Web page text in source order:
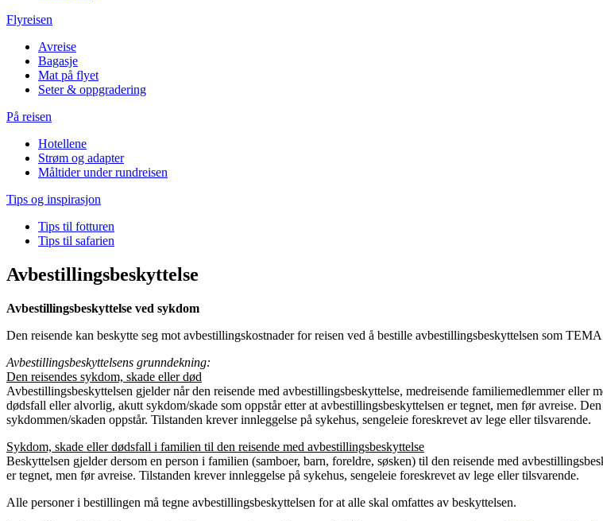
Flyreisen
Avreise
Bagasje
Mat på flyet
Seter & oppgradering
På reisen
Hotellene
Strøm og adapter
Måltider under rundreisen
Tips og inspirasjon
Tips til fotturen
Tips til safarien
Avbestillingsbeskyttelse
Avbestillingsbeskyttelse ved sykdom
Den reisende kan beskytte seg mot avbestillingskostnader for reisen ved å bestille avbestillingsbeskyttelsen som
Avbestillingsbeskyttelsens grunndekning:
Den reisendes sykdom, skade eller død
Avbestillingsbeskyttelsen gjelder når den reisende med avbestillingsbeskyttelse, medreisende familiemedlemmer eller
dødsfall eller alvorlig, akutt sykdom/skade som oppstår etter at avbestillingsbeskyttelsen er tegnet, men før avreise.
sykdommen/skaden oppstår. Tilstanden krever innleggelse på sykehus, sengeleie foreskrevet av lege eller tilsvarende.
Sykdom, skade eller dødsfall i familien til den reisende med avbestillingsbeskyttelse
Beskyttelsen gjelder dersom en person i familien (samboer, barn, foreldre, søsken) til den reisende med
er tegnet, men før avreise. Tilstanden krever innleggelse på sykehus, sengeleie foreskrevet av lege eller tilsvarende.
Alle personer i bestillingen må tegne avbestillingsbeskyttelsen for at alle skal omfattes av beskyttelsen.